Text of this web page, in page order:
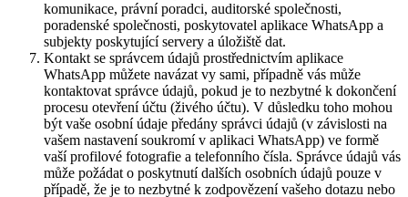
komunikace, právní poradci, auditorské společnosti,
poradenské společnosti, poskytovatel aplikace WhatsApp a
subjekty poskytující servery a úložiště dat.
Kontakt se správcem údajů prostřednictvím aplikace
WhatsApp můžete navázat vy sami, případně vás může
kontaktovat správce údajů, pokud je to nezbytné k dokončení
procesu otevření účtu (živého účtu). V důsledku toho mohou
být vaše osobní údaje předány správci údajů (v závislosti na
vašem nastavení soukromí v aplikaci WhatsApp) ve formě
vaší profilové fotografie a telefonního čísla. Správce údajů vás
může požádat o poskytnutí dalších osobních údajů pouze v
případě, že je to nezbytné k zodpovězení vašeho dotazu nebo